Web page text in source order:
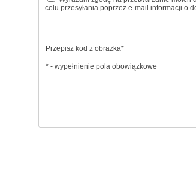
celu przesyłania poprzez e-mail informacji o
Przepisz kod z obrazka*
* - wypełnienie pola obowiązkowe